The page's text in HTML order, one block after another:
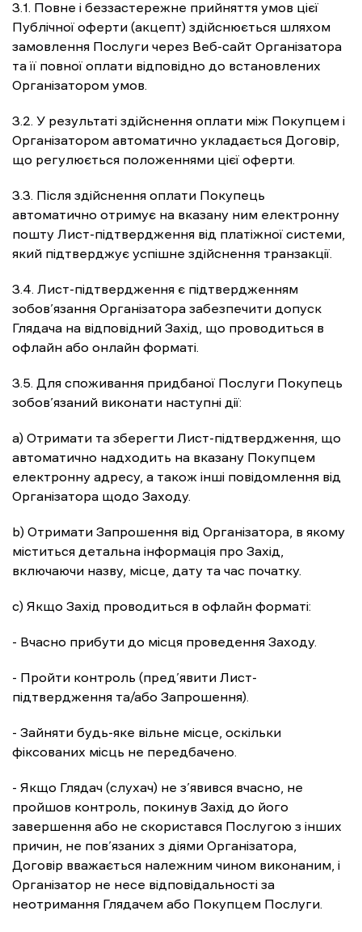
3.1. Повне і беззастережне прийняття умов цієї
Публічної оферти (акцепт) здійснюється шляхом
замовлення Послуги через Веб-сайт Організатора
та її повної оплати відповідно до встановлених
Організатором умов.
3.2. У результаті здійснення оплати між Покупцем і
Організатором автоматично укладається Договір,
що регулюється положеннями цієї оферти.
3.3. Після здійснення оплати Покупець
автоматично отримує на вказану ним електронну
пошту Лист-підтвердження від платіжної системи,
який підтверджує успішне здійснення транзакції.
3.4. Лист-підтвердження є підтвердженням
зобов’язання Організатора забезпечити допуск
Глядача на відповідний Захід, що проводиться в
офлайн або онлайн форматі.
3.5. Для споживання придбаної Послуги Покупець
зобов’язаний виконати наступні дії:
a) Отримати та зберегти Лист-підтвердження, що
автоматично надходить на вказану Покупцем
електронну адресу, а також інші повідомлення від
Організатора щодо Заходу.
b) Отримати Запрошення від Організатора, в якому
міститься детальна інформація про Захід,
включаючи назву, місце, дату та час початку.
c) Якщо Захід проводиться в офлайн форматі:
- Вчасно прибути до місця проведення Заходу.
- Пройти контроль (пред’явити Лист-
підтвердження та/або Запрошення).
- Зайняти будь-яке вільне місце, оскільки
фіксованих місць не передбачено.
- Якщо Глядач (слухач) не з’явився вчасно, не
пройшов контроль, покинув Захід до його
завершення або не скористався Послугою з інших
причин, не пов’язаних з діями Організатора,
Договір вважається належним чином виконаним, і
Організатор не несе відповідальності за
неотримання Глядачем або Покупцем Послуги.